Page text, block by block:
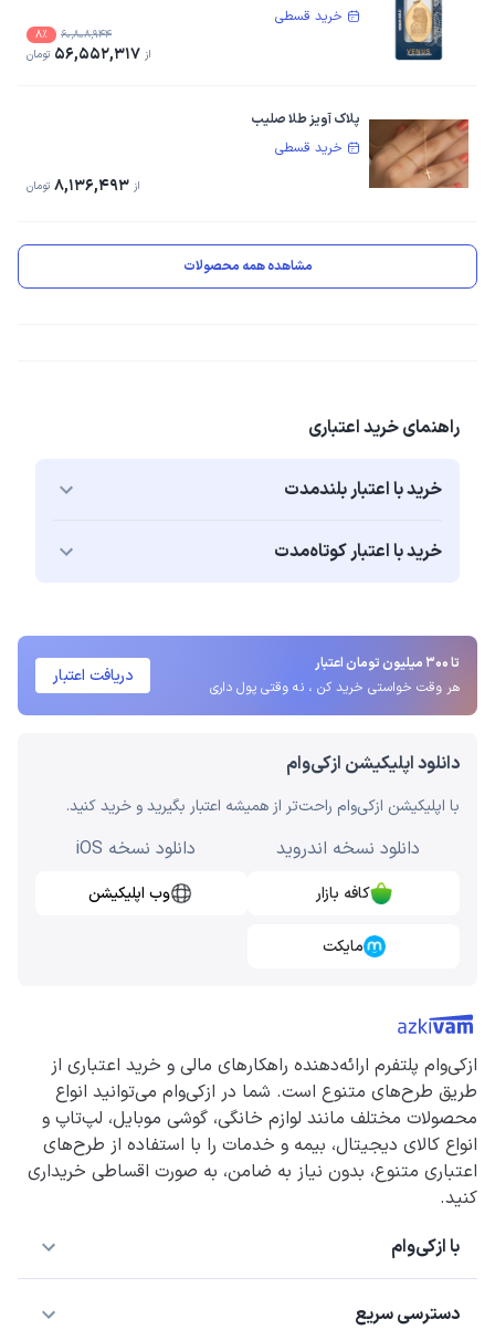
خرید قسطی
60,808,944
8%
از 56,552,317 تومان
پلاک آویز طلا صلیب
خرید قسطی
از 8,136,493 تومان
مشاهده همه محصولات
راهنمای خرید اعتباری
خرید با اعتبار بلند‌مدت
خرید با اعتبار کوتاه‌مدت
تا 300 میلیون تومان اعتبار
هر وقت خواستی خرید کن ، نه وقتی پول داری
دریافت اعتبار
دانلود اپلیکیشن ازکی‌وام
با اپلیکیشن ازکی‌وام راحت‌تر از همیشه اعتبار بگیرید و خرید کنید.
دانلود نسخه اندروید دانلود نسخه iOS
کافه بازار
مایکت
وب اپلیکیشن
ازکی‌وام پلتفرم ارائه‌دهنده راهکارهای مالی و خرید اعتباری از
طریق طرح‌های متنوع است. شما در ازکی‌وام می‌توانید انواع
محصولات مختلف مانند لوازم خانگی، گوشی موبایل، لپ‌تاپ و
انواع کالای دیجیتال، بیمه و خدمات را با استفاده از طرح‌های
اعتباری متنوع، بدون نیاز به ضامن، به صورت اقساطی خریداری
کنید.
با ازکی‌وام
دسترسی سریع